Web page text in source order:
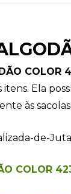
COLOR
itens. Ela
às
COLOR